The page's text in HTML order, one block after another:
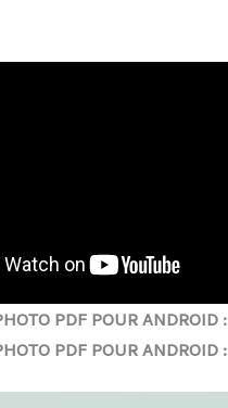
PDF POUR ANDROID :
PDF POUR ANDROID :